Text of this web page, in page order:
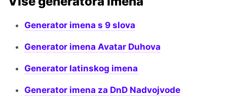
Generator imena s 9 slova
Generator imena Avatar Duhova
Generator latinskog imena
Generator imena za DnD Nadvojvode